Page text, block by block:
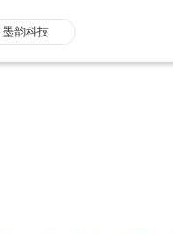
墨韵科技